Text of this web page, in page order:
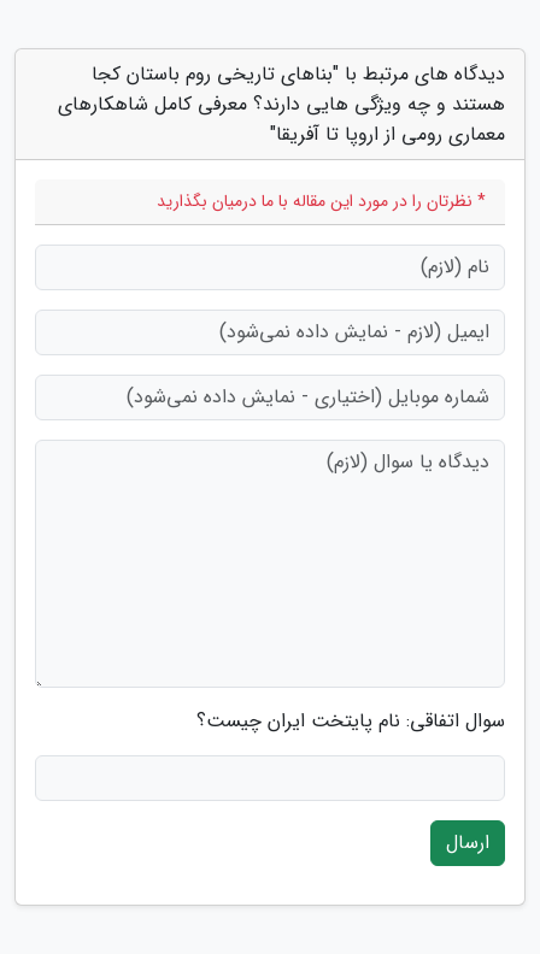
دیدگاه های مرتبط با "بناهای تاریخی روم باستان کجا
هستند و چه ویژگی هایی دارند؟ معرفی کامل شاهکارهای
معماری رومی از اروپا تا آفریقا"
* نظرتان را در مورد این مقاله با ما درمیان بگذارید
سوال اتفاقی: نام پایتخت ایران چیست؟
ارسال